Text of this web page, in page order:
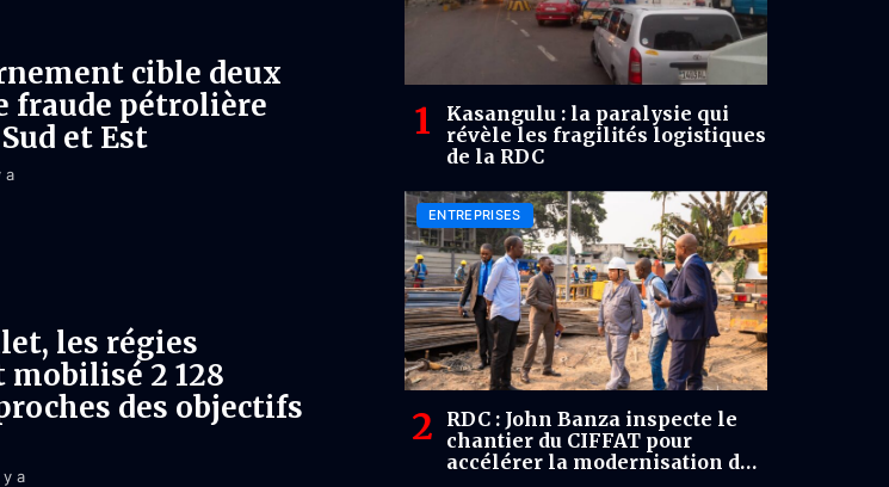
cible deux
fraude pétrolière
et Est
a
les régies
2 128
des objectifs
a
Kasangulu : la paralysie qui
révèle les fragilités logistiques
de la RDC
ENTREPRISES
RDC : John Banza inspecte le
chantier du CIFFAT pour
accélérer la modernisation des